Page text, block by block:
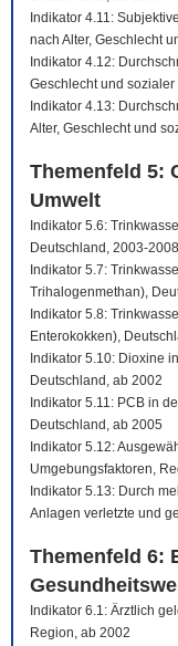
Indikator 4.11:
nach Alter, Geschlecht
Indikator 4.12:
Geschlecht und
Indikator 4.13:
Alter, Geschlecht und
Themenfeld 5:
Umwelt
Indikator 5.6:
Deutschland, 2003-
Indikator 5.7:
Trihalogenmethan),
Indikator 5.8:
Enterokokken),
Indikator 5.10: Dioxine
Deutschland, ab 2002
Indikator 5.11: PCB in
Deutschland, ab 2005
Indikator 5.12:
Umgebungsfaktoren,
Indikator 5.13: Durch
Anlagen verletzte und
Themenfeld 6:
Indikator 6.1: Ärztlich
Region, ab 2002